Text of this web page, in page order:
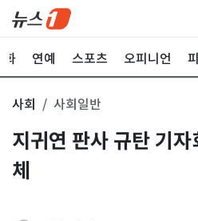
화 연예 스포츠 오피니언
사회 사회일반
지귀연 판사 규탄 기
체